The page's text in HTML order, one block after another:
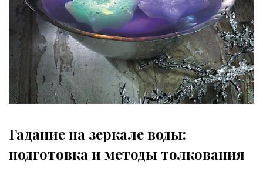
Гадание на зеркале воды:
подготовка и методы толкования